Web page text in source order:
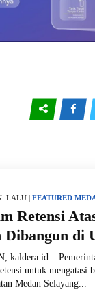
LALU | FEATURED
Retensi
Dibangun di
kaldera.id –
untuk mengatasi
Medan Selayang...